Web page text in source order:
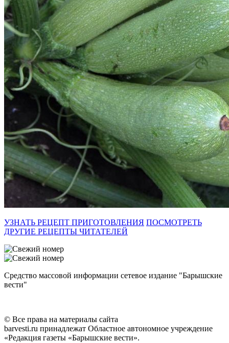
УЗНАТЬ РЕЦЕПТ ПРИГОТОВЛЕНИЯ ПОСМОТРЕТЬ
ДРУГИЕ РЕЦЕПТЫ ЧИТАТЕЛЕЙ
Средство массовой информации сетевое издание "Барышские
вести"
© Все права на материалы сайта
barvesti.ru принадлежат Областное автономное учреждение
«Редакция газеты «Барышские вести».